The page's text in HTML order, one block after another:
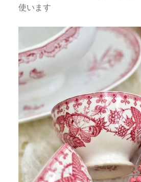
使います